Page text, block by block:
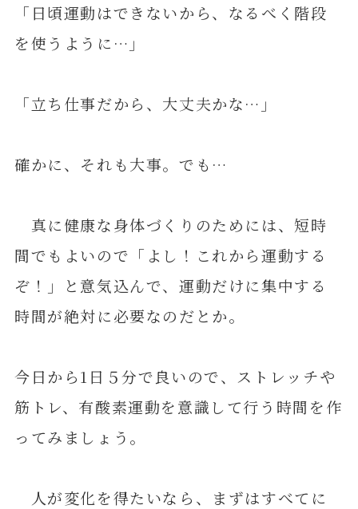
「日頃運動はできないから、なるべく階段
を使うように…」
「立ち仕事だから、大丈夫かな…」
確かに、それも大事。でも…
真に健康な身体づくりのためには、短時
間でもよいので「よし！これから運動する
ぞ！」と意気込んで、運動だけに集中する
時間が絶対に必要なのだとか。
今日から1日５分で良いので、ストレッチや
筋トレ、有酸素運動を意識して行う時間を作
ってみましょう。
人が変化を得たいなら、まずはすべてに